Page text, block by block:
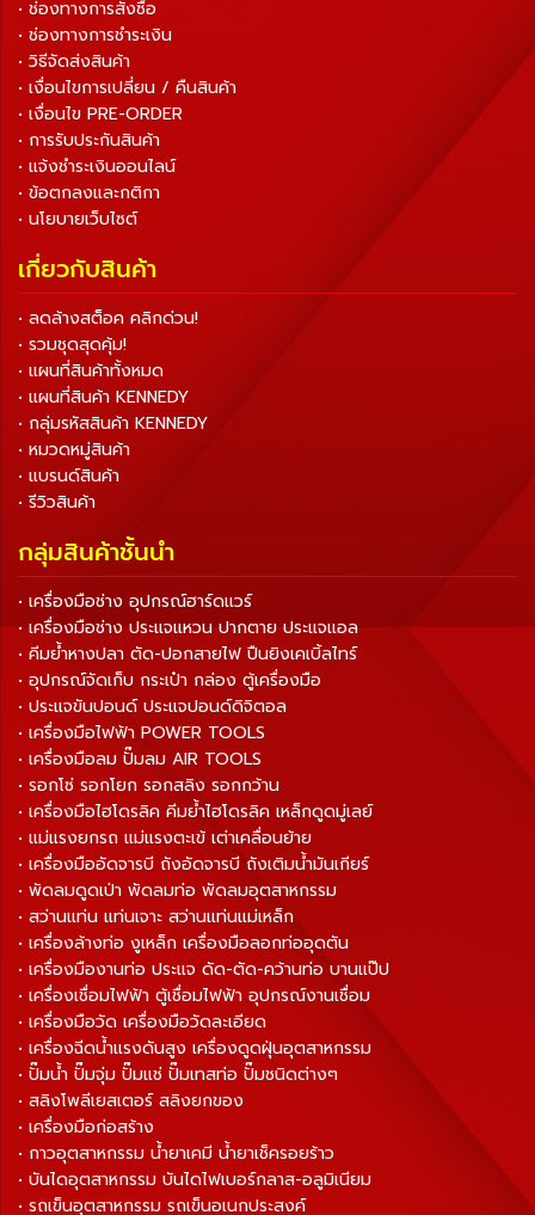
• ช่องทางการสั่งซื้อ
• ช่องทางการชำระเงิน
• วิธีจัดส่งสินค้า
• เงื่อนไขการเปลี่ยน / คืนสินค้า
• เงื่อนไข PRE-ORDER
• การรับประกันสินค้า
• แจ้งชำระเงินออนไลน์
• ข้อตกลงและกติกา
• นโยบายเว็บไซต์
เกี่ยวกับสินค้า
• ลดล้างสต็อค คลิกด่วน!
• รวมชุดสุดคุ้ม!
• แผนที่สินค้าทั้งหมด
• แผนที่สินค้า KENNEDY
• กลุ่มรหัสสินค้า KENNEDY
• หมวดหมู่สินค้า
• แบรนด์สินค้า
• รีวิวสินค้า
กลุ่มสินค้าชั้นนำ
• เครื่องมือช่าง อุปกรณ์ฮาร์ดแวร์
• เครื่องมือช่าง ประแจแหวน ปากตาย ประแจแอล
• คีมย้ำหางปลา ตัด-ปอกสายไฟ ปืนยิงเคเบิ้ลไทร์
• อุปกรณ์จัดเก็บ กระเป๋า กล่อง ตู้เครื่องมือ
• ประแจขันปอนด์ ประแจปอนด์ดิจิตอล
• เครื่องมือไฟฟ้า POWER TOOLS
• เครื่องมือลม ปั๊มลม AIR TOOLS
• รอกโซ่ รอกโยก รอกสลิง รอกกว้าน
• เครื่องมือไฮโดรลิค คีมย้ำไฮโดรลิค เหล็กดูดมู่เลย์
• แม่แรงยกรถ แม่แรงตะเข้ เต่าเคลื่อนย้าย
• เครื่องมืออัดจารบี ถังอัดจารบี ถังเติมน้ำมันเกียร์
• พัดลมดูดเป่า พัดลมท่อ พัดลมอุตสาหกรรม
• สว่านแท่น แท่นเจาะ สว่านแท่นแม่เหล็ก
• เครื่องล้างท่อ งูเหล็ก เครื่องมือลอกท่ออุดตัน
• เครื่องมืองานท่อ ประแจ ดัด-ตัด-คว้านท่อ บานแป๊ป
• เครื่องเชื่อมไฟฟ้า ตู้เชื่อมไฟฟ้า อุปกรณ์งานเชื่อม
• เครื่องมือวัด เครื่องมือวัดละเอียด
• เครื่องฉีดน้ำแรงดันสูง เครื่องดูดฝุ่นอุตสาหกรรม
• ปั๊มน้ำ ปั๊มจุ่ม ปั๊มแช่ ปั๊มเทสท่อ ปั๊มชนิดต่างๆ
• สลิงโพลีเยสเตอร์ สลิงยกของ
• เครื่องมือก่อสร้าง
• กาวอุตสาหกรรม น้ำยาเคมี น้ำยาเช็ครอยร้าว
• บันไดอุตสาหกรรม บันไดไฟเบอร์กลาส-อลูมิเนียม
• รถเข็นอุตสาหกรรม รถเข็นอเนกประสงค์